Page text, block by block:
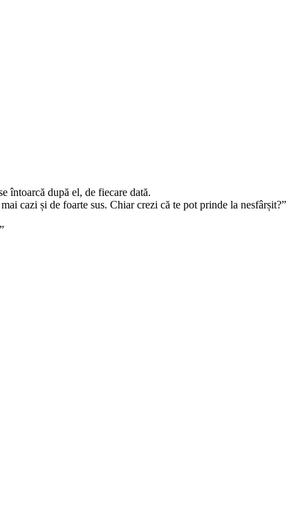
întoarcă după el, de fiecare dată.
cazi și de foarte sus. Chiar crezi că te pot prinde la nesfârșit?”